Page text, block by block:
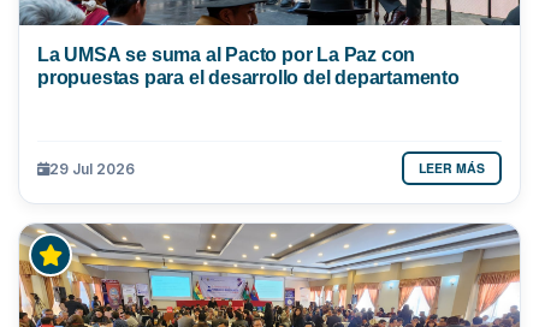
La UMSA se suma al Pacto por La Paz con
propuestas para el desarrollo del departamento
29 Jul 2026 LEER MÁS